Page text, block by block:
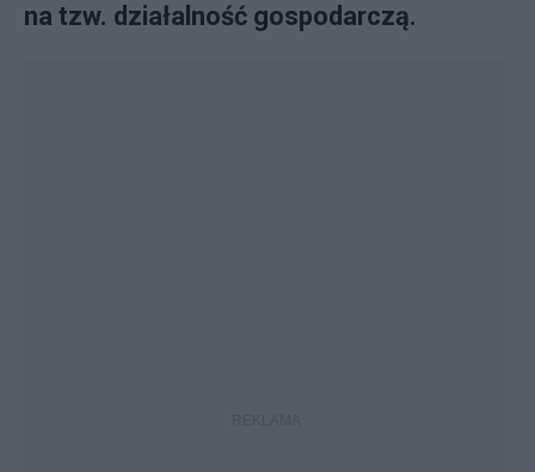
na tzw. działalność gospodarczą.